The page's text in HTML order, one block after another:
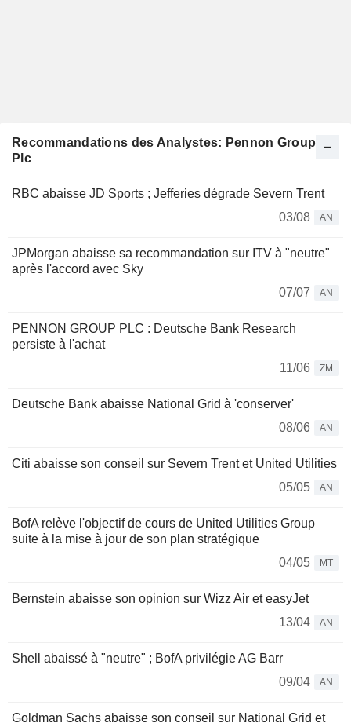
Recommandations des Analystes: Pennon Group
Plc
RBC abaisse JD Sports ; Jefferies dégrade Severn Trent
03/08
AN
JPMorgan abaisse sa recommandation sur ITV à "neutre"
après l'accord avec Sky
07/07
AN
PENNON GROUP PLC : Deutsche Bank Research
persiste à l'achat
11/06
ZM
Deutsche Bank abaisse National Grid à 'conserver'
08/06
AN
Citi abaisse son conseil sur Severn Trent et United Utilities
05/05
AN
BofA relève l'objectif de cours de United Utilities Group
suite à la mise à jour de son plan stratégique
04/05
MT
Bernstein abaisse son opinion sur Wizz Air et easyJet
13/04
AN
Shell abaissé à "neutre" ; BofA privilégie AG Barr
09/04
AN
Goldman Sachs abaisse son conseil sur National Grid et